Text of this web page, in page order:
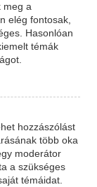
meg a
elég fontosak,
Hasonlóan
témák
hozzászólást
több oka
moderátor
a szükséges
témáidat.